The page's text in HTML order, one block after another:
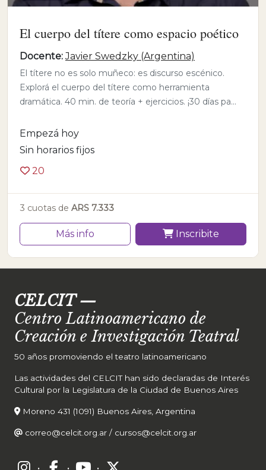
El cuerpo del títere como espacio poético
Docente: Javier Swedzky (Argentina)
El títere no es solo muñeco: es discurso escénico.
Explorá el cuerpo del títere como herramienta
dramática. 40 min. de teoría + ejercicios. ¡30 días pa...
Empezá hoy
Sin horarios fijos
20
3 cuotas de ARS 7.333
Más info Inscribite
CELCIT—
Centro Latinoamericano de
Creación e Investigación Teatral
50 años promoviendo el teatro latinoamericano
Las actividades del CELCIT han sido declaradas de Interés
Cultural por la Legislatura de la Ciudad de Buenos Aires
Moreno 431 (1091) Buenos Aires, Argentina
correo@celcit.org.ar / cursos@celcit.org.ar